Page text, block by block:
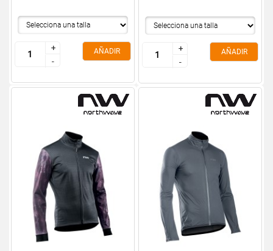
+
-
+
-
AÑADIR
+
-
+
-
AÑADIR